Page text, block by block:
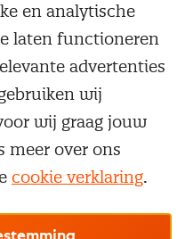
Onzealgemene
en analytische
laten functioneren
advertenties
wij
wij graag jouw
meer over ons
cookie verklaring.